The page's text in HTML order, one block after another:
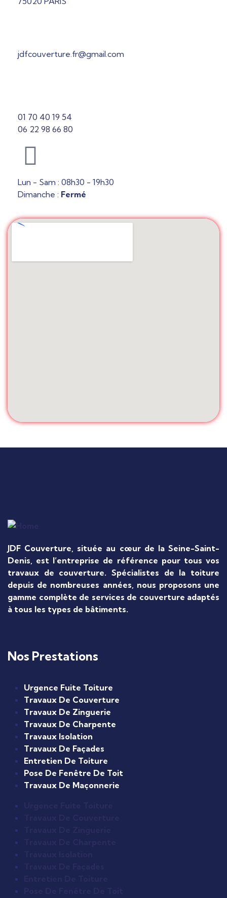
jdfcouverture.fr@gmail.com
01 70 40 19 54
06 22 98 66 80
Lun - Sam : 08h30 - 19h30
Dimanche : Fermé
JDF Couverture, située au cœur de la Seine-Saint-
Denis, est l’entreprise de référence pour tous vos
travaux de couverture. Spécialistes de la toiture
depuis de nombreuses années, nous proposons une
gamme complète de services de couverture adaptés
à tous les types de bâtiments.
Nos Prestations
Urgence Fuite Toiture
Travaux De Couverture
Travaux De Zinguerie
Travaux De Charpente
Travaux Isolation
Travaux De Façades
Entretien De Toiture
Pose De Fenêtre De Toit
Travaux De Maçonnerie